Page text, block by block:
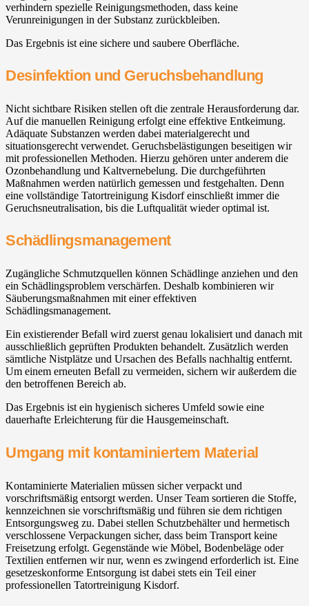
verhindern spezielle Reinigungsmethoden, dass keine
Verunreinigungen in der Substanz zurückbleiben.
Das Ergebnis ist eine sichere und saubere Oberfläche.
Desinfektion und Geruchsbehandlung
Nicht sichtbare Risiken stellen oft die zentrale Herausforderung dar.
Auf die manuellen Reinigung erfolgt eine effektive Entkeimung.
Adäquate Substanzen werden dabei materialgerecht und
situationsgerecht verwendet. Geruchsbelästigungen beseitigen wir
mit professionellen Methoden. Hierzu gehören unter anderem die
Ozonbehandlung und Kaltvernebelung. Die durchgeführten
Maßnahmen werden natürlich gemessen und festgehalten. Denn
eine vollständige Tatortreinigung Kisdorf einschließt immer die
Geruchsneutralisation, bis die Luftqualität wieder optimal ist.
Schädlingsmanagement
Zugängliche Schmutzquellen können Schädlinge anziehen und den
ein Schädlingsproblem verschärfen. Deshalb kombinieren wir
Säuberungsmaßnahmen mit einer effektiven
Schädlingsmanagement.
Ein existierender Befall wird zuerst genau lokalisiert und danach mit
ausschließlich geprüften Produkten behandelt. Zusätzlich werden
sämtliche Nistplätze und Ursachen des Befalls nachhaltig entfernt.
Um einem erneuten Befall zu vermeiden, sichern wir außerdem die
den betroffenen Bereich ab.
Das Ergebnis ist ein hygienisch sicheres Umfeld sowie eine
dauerhafte Erleichterung für die Hausgemeinschaft.
Umgang mit kontaminiertem Material
Kontaminierte Materialien müssen sicher verpackt und
vorschriftsmäßig entsorgt werden. Unser Team sortieren die Stoffe,
kennzeichnen sie vorschriftsmäßig und führen sie dem richtigen
Entsorgungsweg zu. Dabei stellen Schutzbehälter und hermetisch
verschlossene Verpackungen sicher, dass beim Transport keine
Freisetzung erfolgt. Gegenstände wie Möbel, Bodenbeläge oder
Textilien entfernen wir nur, wenn es zwingend erforderlich ist. Eine
gesetzeskonforme Entsorgung ist dabei stets ein Teil einer
professionellen Tatortreinigung Kisdorf.